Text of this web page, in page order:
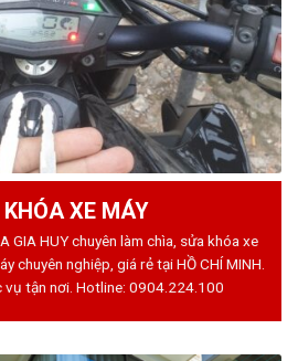
XE MÁY
GIA HUY chuyên làm chìa, sửa khóa xe
chuyên nghiệp, giá rẻ tại HỒ CHÍ MINH.
tận nơi. Hotline: 0904.224.100